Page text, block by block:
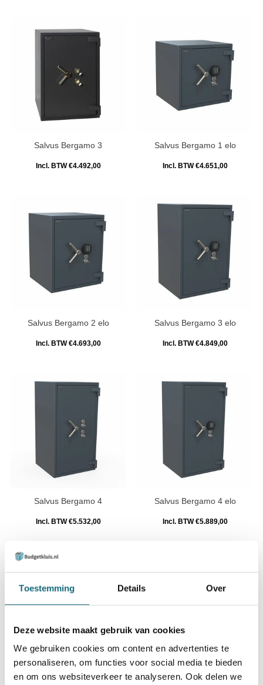
Toestemming Details Over
Deze website maakt gebruik van cookies
We gebruiken cookies om content en advertenties te
personaliseren, om functies voor social media te bieden
en om ons websiteverkeer te analyseren. Ook delen we
Salvus Bergamo 3
Incl. BTW €4.492,00
Salvus Bergamo 1 elo
Incl. BTW €4.651,00
Salvus Bergamo 2 elo
Incl. BTW €4.693,00
Salvus Bergamo 3 elo
Incl. BTW €4.849,00
Salvus Bergamo 4
Incl. BTW €5.532,00
Salvus Bergamo 4 elo
Incl. BTW €5.889,00
Een brandwerende kluis biedt onmisbare
kantoor. Denk aan akten, paspoorten,
of dierbare foto’s die je onmogelijk zomaar kunt
temperaturen boven de 800 graden bereiken,
Bij hetkluis kopen is naast formaat en sluitwerk
vooral de duur van de brandwering
doorslaggevend. Het aanbod loopt van compacte
modellen voor thuis tot ruime kluizen voor